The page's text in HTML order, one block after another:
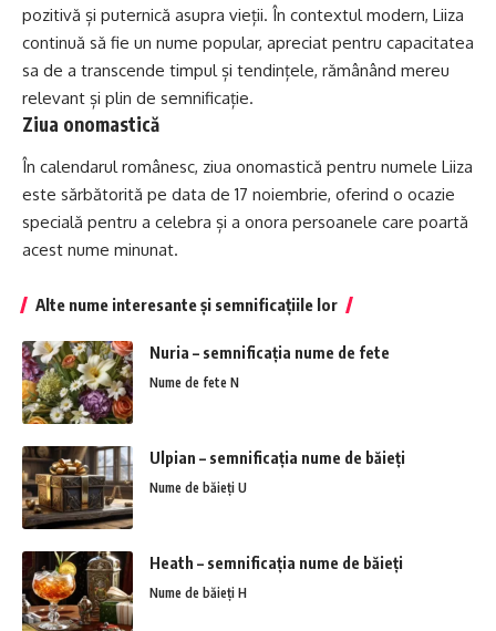
pozitivă și puternică asupra vieții. În contextul modern, Liiza
continuă să fie un nume popular, apreciat pentru capacitatea
sa de a transcende timpul și tendințele, rămânând mereu
relevant și plin de semnificație.
Ziua onomastică
În calendarul românesc, ziua onomastică pentru numele Liiza
este sărbătorită pe data de 17 noiembrie, oferind o ocazie
specială pentru a celebra și a onora persoanele care poartă
acest nume minunat.
Alte nume interesante și semnificațiile lor
Nuria – semnificația nume de fete
Nume de fete N
Ulpian – semnificația nume de băieți
Nume de băieți U
Heath – semnificația nume de băieți
Nume de băieți H